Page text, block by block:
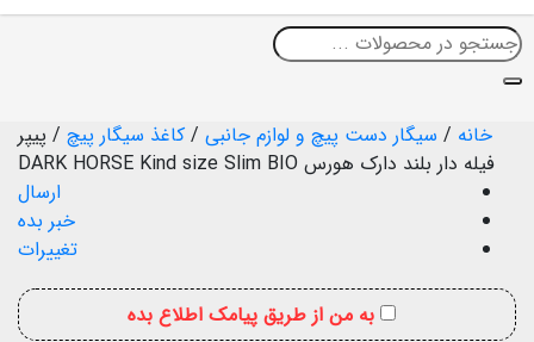
خانه / سیگار دست پیچ و لوازم جانبی / کاغذ سیگار پیچ / پیپر
فیله دار بلند دارک هورس DARK HORSE Kind size Slim BIO
ارسال
خبر بده
تغییرات
به من از طریق پیامک اطلاع بده